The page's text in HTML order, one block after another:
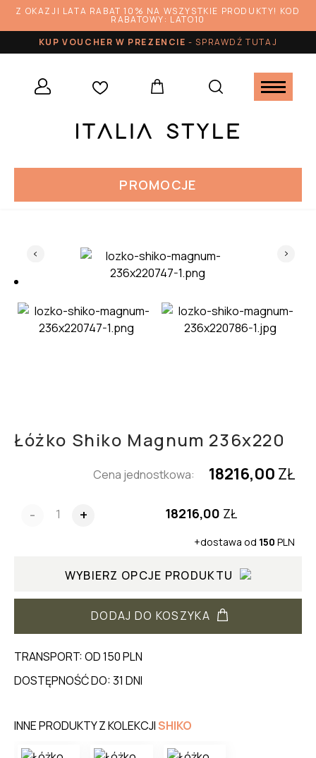
Z OKAZJI LATA RABAT 10% NA WSZYSTKIE PRODUKTY! KOD
RABATOWY: LATO10
KUP VOUCHER W PREZENCIE-SPRAWDŹ TUTAJ
PROMOCJE
Łóżko Shiko Magnum 236x220
Cena jednostkowa: 18216,00 ZŁ
- + 18216,00 ZŁ
+dostawa od 150 PLN
WYBIERZ OPCJE PRODUKTU
DODAJ DO KOSZYKA
TRANSPORT: OD 150 PLN
DOSTĘPNOŚĆ DO: 31 DNI
INNE PRODUKTY Z KOLEKCJISHIKO